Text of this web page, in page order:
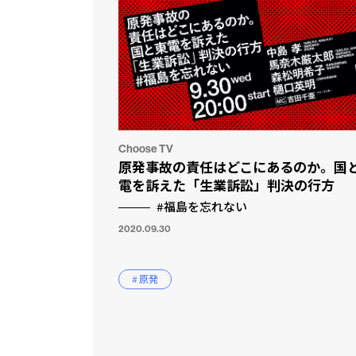
市民と
Choose TV
原発事故の責任はどこにあるのか。国
電を訴えた「生業訴訟」判決の行方
#福島を忘れない
2020.09.30
# 原発